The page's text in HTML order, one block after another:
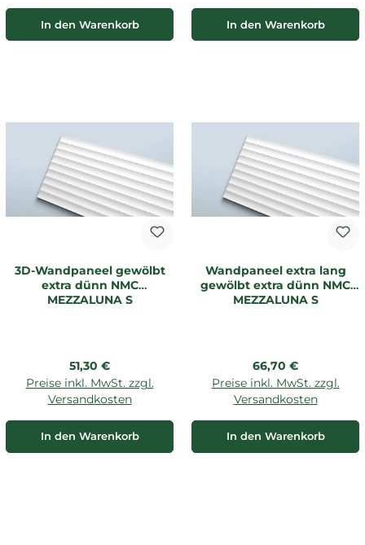
In den Warenkorb In den Warenkorb
3D-Wandpaneel gewölbt
extra dünn NMC
MEZZALUNA S
Regulärer Preis:
51,30 €
Preise inkl. MwSt. zzgl.
Versandkosten
In den Warenkorb
Wandpaneel extra lang
gewölbt extra dünn NMC
MEZZALUNA S
Regulärer Preis:
66,70 €
Preise inkl. MwSt. zzgl.
Versandkosten
In den Warenkorb